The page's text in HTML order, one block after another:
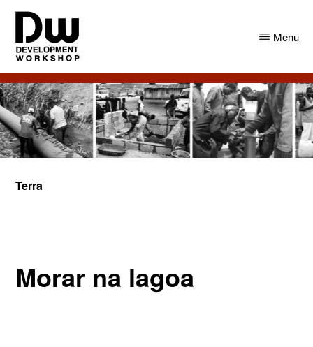
Skip
main
content
Skip
primary
sidebar
DW
Angola
Development
Workshop
Angola
Menu
Terra
Morar na lagoa